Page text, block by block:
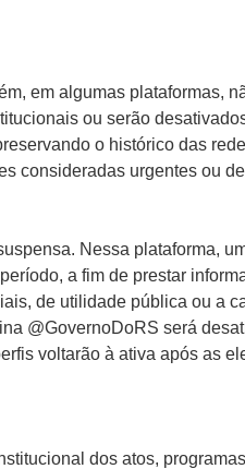
em algumas plataformas,
ou serão
o histórico das
consideradas urgentes ou
Nessa plataforma,
a fim de prestar
de utilidade pública ou a
@GovernoDoRS será
voltarão à ativa após as
dos atos,